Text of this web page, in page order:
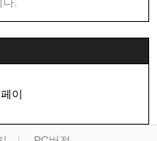
이